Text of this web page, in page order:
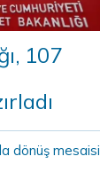
107
dönüş mesaisi